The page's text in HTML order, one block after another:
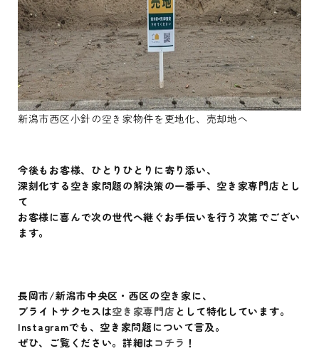
新潟市西区小針の空き家物件を更地化、売却地へ
今後もお客様、ひとりひとりに寄り添い、
深刻化する空き家問題の解決策の一番手、空き家専門店とし
て
お客様に喜んで次の世代へ継ぐお手伝いを行う次第でござい
ます。
長岡市/新潟市中央区・西区の空き家に、
ブライトサクセスは空き家専門店 として特化しています。
Instagramでも、空き家問題について言及。
ぜひ、ご覧ください。詳細は コチラ ！